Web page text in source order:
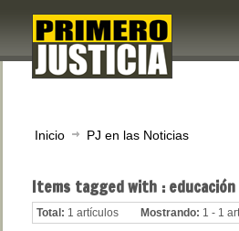
Inicio PJ en las Noticias
Items tagged with : educación
Total: 1 artículos Mostrando: 1 - 1